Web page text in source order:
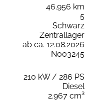
46.956 km
5
Schwarz
Zentrallager
ab ca. 12.08.2026
N003245
210 kW / 286 PS
Diesel
2.967 cm³